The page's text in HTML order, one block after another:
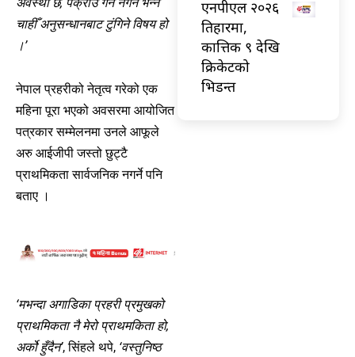
चाहीँ अनुसन्धानबाट टुंगिने विषय हो
।’
नेपाल प्रहरीको नेतृत्व गरेको एक
महिना पूरा भएको अवसरमा आयोजित
पत्रकार सम्मेलनमा उनले आफूले
अरु आईजीपी जस्तो छुट्टै
प्राथमिकता सार्वजनिक नगर्ने पनि
बताए ।
‘मभन्दा अगाडिका प्रहरी प्रमुखको
प्राथमिकता नै मेरो प्राथमकिता हो,
अर्को हुँदैन’, सिंहले थपे, ‘वस्तुनिष्ठ
एनपीएल २०२६
तिहारमा,
कात्तिक ९ देखि
क्रिकेटको
भिडन्त